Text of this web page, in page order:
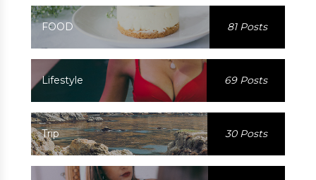
FOOD 81 Posts
Lifestyle 69 Posts
Trip 30 Posts